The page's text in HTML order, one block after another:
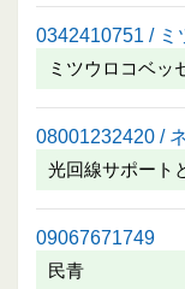
0342410751 / ミ
ミツウロコベッ
08001232420 /
光回線サポート
09067671749
民青